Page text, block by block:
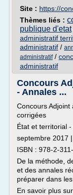
Site : https://
Thèmes liés :
publique d'etat
administratif
administratif /
administratif/
administratif
Concours
- Annales ...
Concours Adjoint
corrigées
État et territorial
septembre 2017
ISBN : 978-2-
De la méthode,
et des annales
préparer dans
En savoir plus